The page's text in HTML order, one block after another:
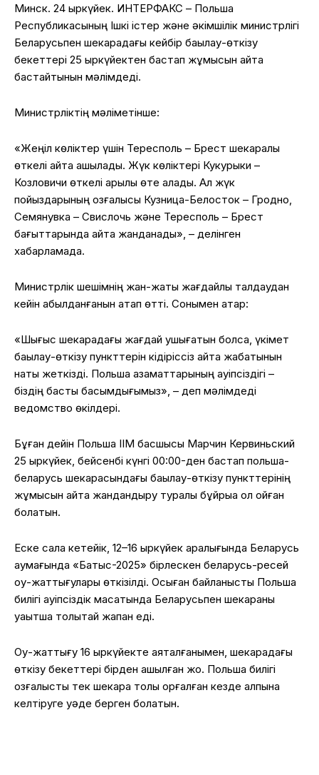
Минск. 24 қыркүйек. ИНТЕРФАКС – Польша
Республикасының Ішкі істер және әкімшілік министрлігі
Беларусьпен шекарадағы кейбір бақылау-өткізу
бекеттері 25 қыркүйектен бастап жұмысын қайта
бастайтынын мәлімдеді.
Министрліктің мәліметінше:
«Жеңіл көліктер үшін Тересполь – Брест шекаралық
өткелі қайта ашылады. Жүк көліктері Кукурыки –
Козловичи өткелі арқылы өте алады. Ал жүк
пойыздарының қозғалысы Кузница-Белосток – Гродно,
Семянувка – Свислочь және Тересполь – Брест
бағыттарында қайта жанданады», – делінген
хабарламада.
Министрлік шешімнің жан-жақты жағдайлық талдаудан
кейін қабылданғанын атап өтті. Сонымен қатар:
«Шығыс шекарадағы жағдай ушығатын болса, үкімет
бақылау-өткізу пункттерін кідіріссіз қайта жабатынын
нақты жеткізді. Польша азаматтарының қауіпсіздігі –
біздің басты басымдығымыз», – деп мәлімдеді
ведомство өкілдері.
Бұған дейін Польша ІІМ басшысы Марчин Кервиньский
25 қыркүйек, бейсенбі күнгі 00:00-ден бастап польша-
беларусь шекарасындағы бақылау-өткізу пункттерінің
жұмысын қайта жандандыру туралы бұйрыққа қол қойған
болатын.
Еске сала кетейік, 12–16 қыркүйек аралығында Беларусь
аумағында «Батыс-2025» бірлескен беларусь-ресей
оқу-жаттығулары өткізілді. Осыған байланысты Польша
билігі қауіпсіздік мақсатында Беларусьпен шекараны
уақытша толықтай жапқан еді.
Оқу-жаттығу 16 қыркүйекте аяқталғанымен, шекарадағы
өткізу бекеттері бірден ашылған жоқ. Польша билігі
қозғалысты тек шекара толық қорғалған кезде қалпына
келтіруге уәде берген болатын.